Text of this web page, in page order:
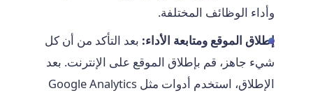
وأداء الوظائف المختلفة.
إطلاق الموقع ومتابعة الأداء: بعد التأكد من أن كل
شيء جاهز، قم بإطلاق الموقع على الإنترنت. بعد
الإطلاق، استخدم أدوات مثل Google Analytics